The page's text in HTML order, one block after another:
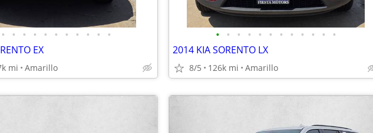
• • • • • • • • • • •
EX
mi Amarillo
• • • • • • • • • • • •
2014 KIA SORENTO LX
8/5 126k mi Amarillo